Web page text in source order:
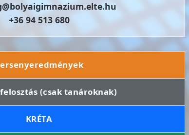
+36 94 513 680
(csak tanároknak)
KRÉTA